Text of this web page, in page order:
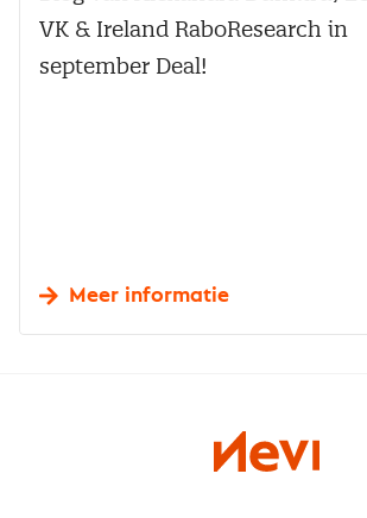
VK & Ireland RaboResearch in
september Deal!
Meer informatie